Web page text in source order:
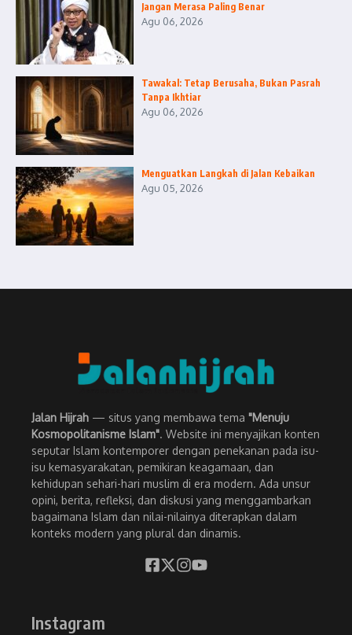
Jangan Merasa Paling Benar
Agu 06, 2026
Tawakal: Tetap Berusaha, Bukan Pasrah
Tanpa Ikhtiar
Agu 06, 2026
Menguatkan Langkah di Jalan Kebaikan
Agu 05, 2026
Jalan Hijrah — situs yang membawa tema "Menuju
Kosmopolitanisme Islam". Website ini menyajikan konten
seputar Islam kontemporer dengan penekanan pada isu-
isu kemasyarakatan, pemikiran keagamaan, dan
kehidupan sehari-hari muslim di era modern. Ada unsur
opini, berita, refleksi, dan diskusi yang menggambarkan
bagaimana Islam dan nilai-nilainya diterapkan dalam
konteks modern yang plural dan dinamis.
Instagram